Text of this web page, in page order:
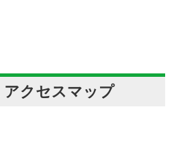
アクセスマップ